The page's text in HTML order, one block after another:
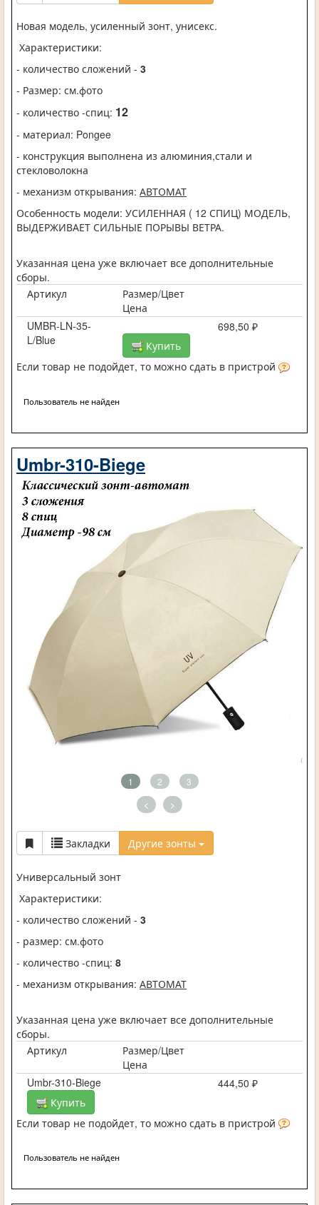
Новая модель, усиленный зонт, унисекс.
Характеристики:
- количество сложений - 3
- Размер: см.фото
- количество -спиц: 12
- материал: Pongee
- конструкция выполнена из алюминия,стали и
стекловолокна
- механизм открывания: АВТОМАТ
Особенность модели: УСИЛЕННАЯ ( 12 СПИЦ) МОДЕЛЬ,
ВЫДЕРЖИВАЕТ СИЛЬНЫЕ ПОРЫВЫ ВЕТРА.
Указанная цена уже включает все дополнительные
сборы.
Артикул
Размер/Цвет
Цена
UMBR-LN-35-
L/Blue
698,50 ₽
Купить
Если товар не подойдет, то можно сдать в пристрой
Пользователь не найден
Umbr-310-Biege
1 2 3
< >
Закладки Другие зонты
Универсальный зонт
Характеристики:
- количество сложений - 3
- размер: см.фото
- количество -спиц: 8
- механизм открывания: АВТОМАТ
Указанная цена уже включает все дополнительные
сборы.
Артикул
Размер/Цвет
Цена
Umbr-310-Biege
444,50 ₽
Купить
Если товар не подойдет, то можно сдать в пристрой
Пользователь не найден